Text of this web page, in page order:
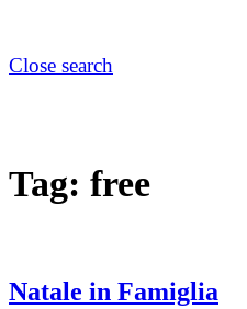
Close search
Tag: free
Natale in Famiglia